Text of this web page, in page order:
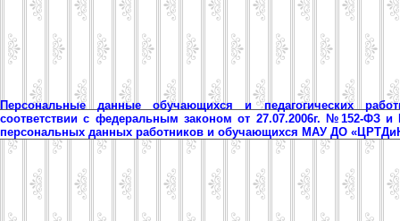
Персональные данные обучающихся и педагогических
соответствии с федеральным законом от 27.07.2006г. №152-ФЗ
персональных данных работников и обучающихся МАУ ДО